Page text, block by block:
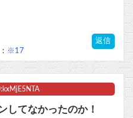
返信
※17
してなかったのか！